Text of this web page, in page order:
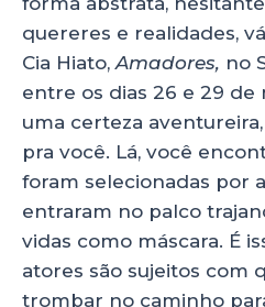
quereres e realidades,
Cia Hiato,Amadores, no
entre os dias 26 e 29 de
uma certeza
pra você. Lá, você
foram selecionadas por
entraram no palco
vidas como máscara. É
atores são sujeitos com
trombar no caminho